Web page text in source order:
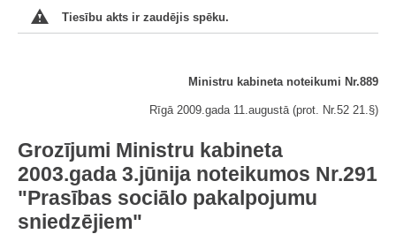
Tiesību akts ir zaudējis spēku.
Ministru kabineta noteikumi Nr.889
Rīgā 2009.gada 11.augustā (prot. Nr.52 21.§)
Grozījumi Ministru kabineta
2003.gada 3.jūnija noteikumos Nr.291
"Prasības sociālo pakalpojumu
sniedzējiem"